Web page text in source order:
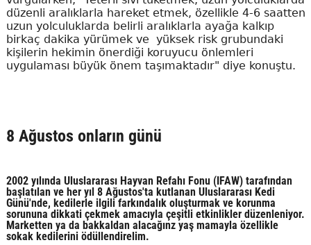
düzenli aralıklarla hareket etmek, özellikle 4-6 saatten
uzun yolculuklarda belirli aralıklarla ayağa kalkıp
birkaç dakika yürümek ve yüksek risk grubundaki
kişilerin hekimin önerdiği koruyucu önlemleri
uygulaması büyük önem taşımaktadır" diye konuştu.
8 Ağustos onların günü
2002 yılında Uluslararası Hayvan Refahı Fonu (IFAW) tarafından
başlatılan ve her yıl 8 Ağustos'ta kutlanan Uluslararası Kedi
Günü'nde, kedilerle ilgili farkındalık oluşturmak ve korunma
sorununa dikkati çekmek amacıyla çeşitli etkinlikler düzenleniyor.
Marketten ya da bakkaldan alacağınz yaş mamayla özellikle
sokak kedilerini ödüllendirelim.